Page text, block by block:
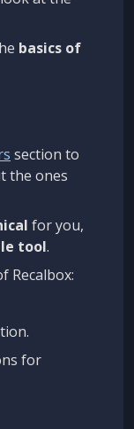
basics of
section to
the ones
for you,
tool.
Recalbox:
for